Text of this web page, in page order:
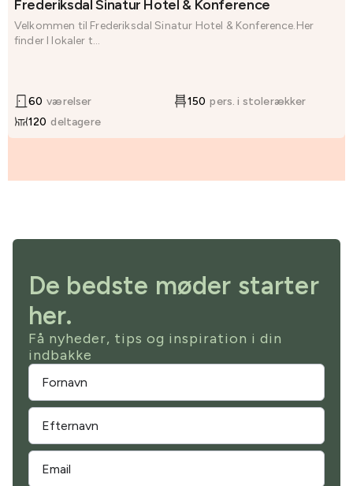
Frederiksdal Sinatur Hotel & Konference
Velkommen til Frederiksdal Sinatur Hotel & Konference.Her
finder I lokaler t...
60 værelser 150 pers. i stolerækker
120 deltagere
De bedste møder starter
her.
Få nyheder, tips og inspiration i din
indbakke